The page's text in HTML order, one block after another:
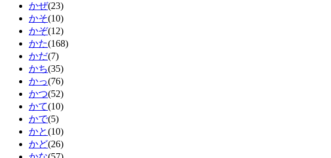
かぜ(23)
かそ(10)
かぞ(12)
かた(168)
かだ(7)
かち(35)
かっ(76)
かつ(52)
かて(10)
かで(5)
かと(10)
かど(26)